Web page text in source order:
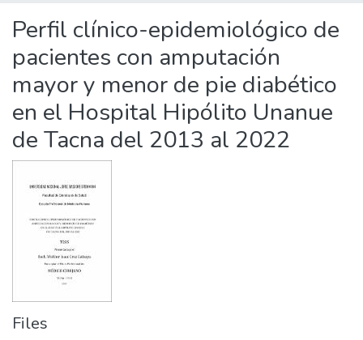
Enviar tesis
Perfil clínico-epidemiológico de
pacientes con amputación
mayor y menor de pie diabético
en el Hospital Hipólito Unanue
de Tacna del 2013 al 2022
Files